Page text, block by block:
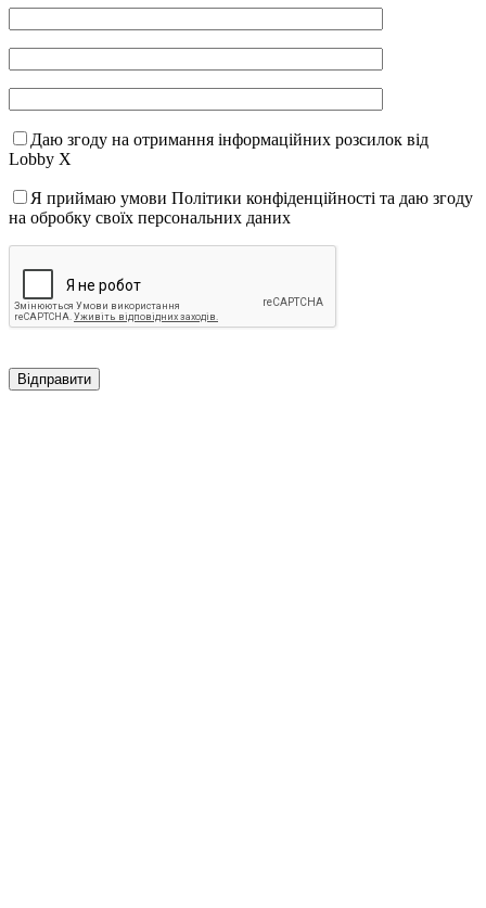
Даю згоду на отримання інформаційних розсилок від
Lobby X
Я приймаю умови Політики конфіденційності та даю згоду
на обробку своїх персональних даних